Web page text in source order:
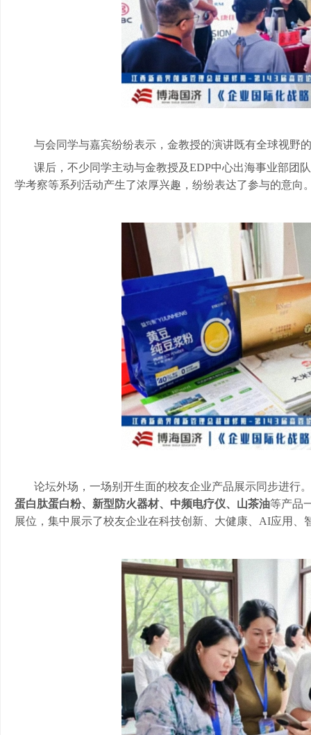
与会同学与嘉宾纷纷表示，金教授的演讲既有全球视野
课后，不少同学主动与金教授及EDP中心出海事业部团
学考察等系列活动产生了浓厚兴趣，纷纷表达了参与的意向
论坛外场，一场别开生面的校友企业产品展示同步进行。
蛋白肽蛋白粉、新型防火器材、中频电疗仪、山茶油等产品
展位，集中展示了校友企业在科技创新、大健康、 AI应用、